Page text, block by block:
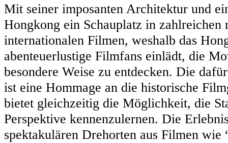
Mit seiner imposanten Architektur und
Hongkong ein Schauplatz in zahlreichen
internationalen Filmen, weshalb das
abenteuerlustige Filmfans einlädt, die
besondere Weise zu entdecken. Die
ist eine Hommage an die historische
bietet gleichzeitig die Möglichkeit, die
Perspektive kennenzulernen. Die
spektakulären Drehorten aus Filmen